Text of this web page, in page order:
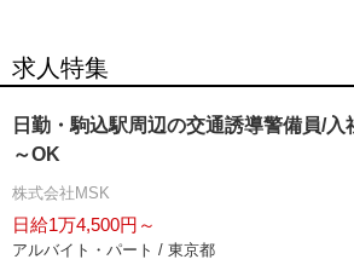
求人特集
日勤・駒込駅周辺の交通誘導警備員/入
～OK
株式会社MSK
日給1万4,500円～
アルバイト・パート / 東京都